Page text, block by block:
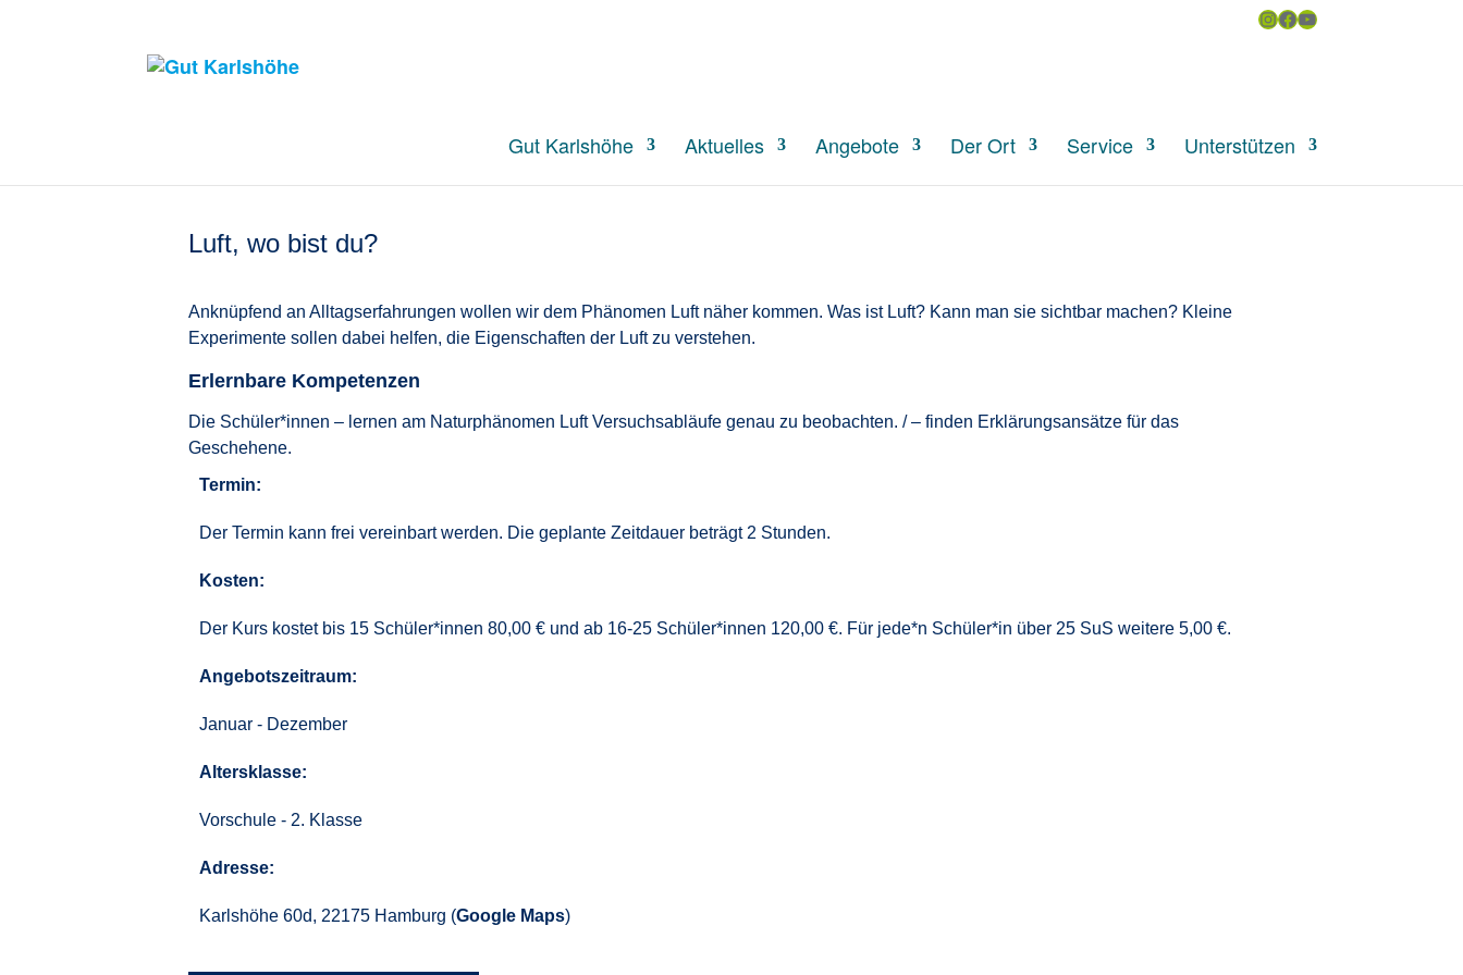
Gut Karlshöhe Aktuelles Angebote Der Ort Service Unterstützen
Instagram
Facebook
YouTube
Luft, wo bist du?
Anknüpfend an Alltagserfahrungen wollen wir dem Phänomen Luft näher kommen. Was ist Luft? Kann man sie sichtbar machen? Kleine
Experimente sollen dabei helfen, die Eigenschaften der Luft zu verstehen.
Erlernbare Kompetenzen
Die Schüler*innen – lernen am Naturphänomen Luft Versuchsabläufe genau zu beobachten. / – finden Erklärungsansätze für das
Geschehene.
Termin:
Der Termin kann frei vereinbart werden. Die geplante Zeitdauer beträgt 2 Stunden.
Kosten:
Der Kurs kostet bis 15 Schüler*innen 80,00 € und ab 16-25 Schüler*innen 120,00 €. Für jede*n Schüler*in über 25 SuS weitere 5,00 €.
Angebotszeitraum:
Januar - Dezember
Altersklasse:
Vorschule - 2. Klasse
Adresse:
Karlshöhe 60d, 22175 Hamburg (Google Maps)